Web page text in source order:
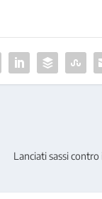
Lanciati sassi